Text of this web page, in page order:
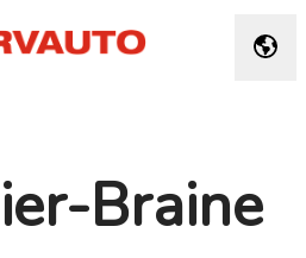
Taal
Braine